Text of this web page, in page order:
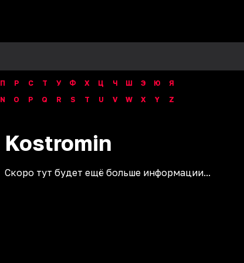
П Р С Т У Ф Х Ц Ч Ш Э Ю
Я
N O P Q R S T U V W X Y Z
Kostromin
Скоро тут будет ещё больше информации...